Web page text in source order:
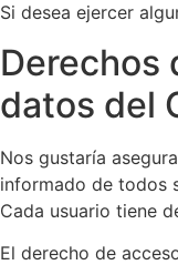
Si desea ejercer
Derechos
datos del
Nos gustaría
informado de todos
Cada usuario tiene
El derecho de